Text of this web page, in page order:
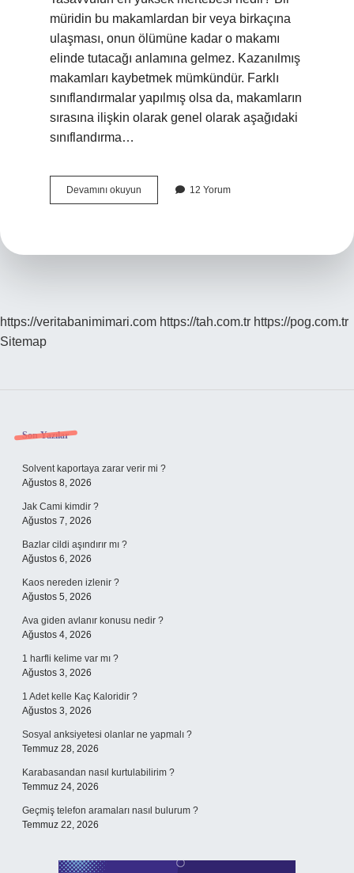
müridin bu makamlardan bir veya birkaçına
ulaşması, onun ölümüne kadar o makamı
elinde tutacağı anlamına gelmez. Kazanılmış
makamları kaybetmek mümkündür. Farklı
sınıflandırmalar yapılmış olsa da, makamların
sırasına ilişkin olarak genel olarak aşağıdaki
sınıflandırma…
Devamını okuyun Tasavvufta
Nefsin
12 Yorum
https://veritabanimimari.com https://tah.com.tr https://pog.com.tr
Sitemap
Sidebar
Son Yazılar
Solvent kaportaya zarar verir mi ?
Ağustos 8, 2026
Jak Cami kimdir ?
Ağustos 7, 2026
Bazlar cildi aşındırır mı ?
Ağustos 6, 2026
Kaos nereden izlenir ?
Ağustos 5, 2026
Ava giden avlanır konusu nedir ?
Ağustos 4, 2026
1 harfli kelime var mı ?
Ağustos 3, 2026
1 Adet kelle Kaç Kaloridir ?
Ağustos 3, 2026
Sosyal anksiyetesi olanlar ne yapmalı ?
Temmuz 28, 2026
Karabasandan nasıl kurtulabilirim ?
Temmuz 24, 2026
Geçmiş telefon aramaları nasıl bulurum ?
Temmuz 22, 2026